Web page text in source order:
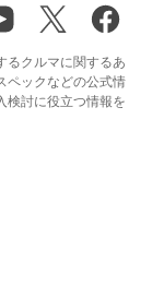
るクルマに関するあ
ペックなどの公式情
検討に役立つ情報を